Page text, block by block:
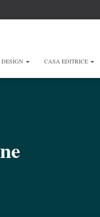
CASA EDITRICE